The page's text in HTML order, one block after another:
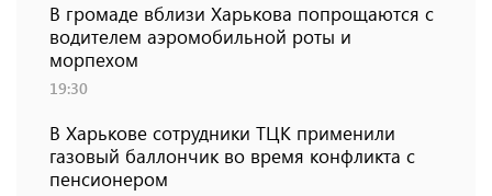
В громаде вблизи Харькова попрощаются с
водителем аэромобильной роты и
морпехом
19:30
В Харькове сотрудники ТЦК применили
газовый баллончик во время конфликта с
пенсионером